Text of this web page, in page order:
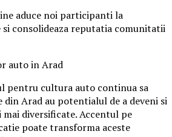
aduce noi participanti la
consolideaza reputatia comunitatii
auto in Arad
pentru cultura auto continua sa
din Arad au potentialul de a deveni si
mai diversificate. Accentul pe
poate transforma aceste